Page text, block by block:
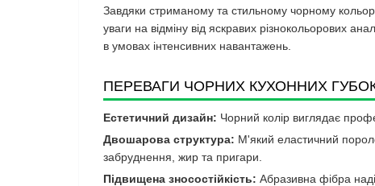
Завдяки стриманому та стильному чорному
уваги на відміну від яскравих різнокольорових
в умовах інтенсивних навантажень.
ПЕРЕВАГИ ЧОРНИХ КУХОННИХ
Естетичний дизайн: Чорний колір виглядає
Двошарова структура: М'який еластичний
забруднення, жир та пригари.
Підвищена зносостійкість: Абразивна фібра